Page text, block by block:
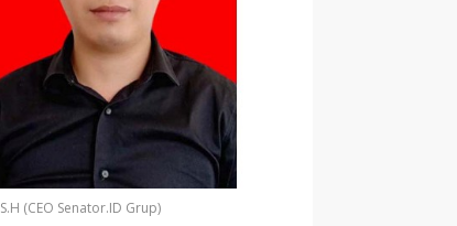
(CEO Senator.ID Grup)